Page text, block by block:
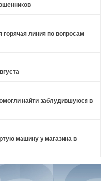
горячая линия по вопросам
найти заблудившуюся в
машину у магазина в